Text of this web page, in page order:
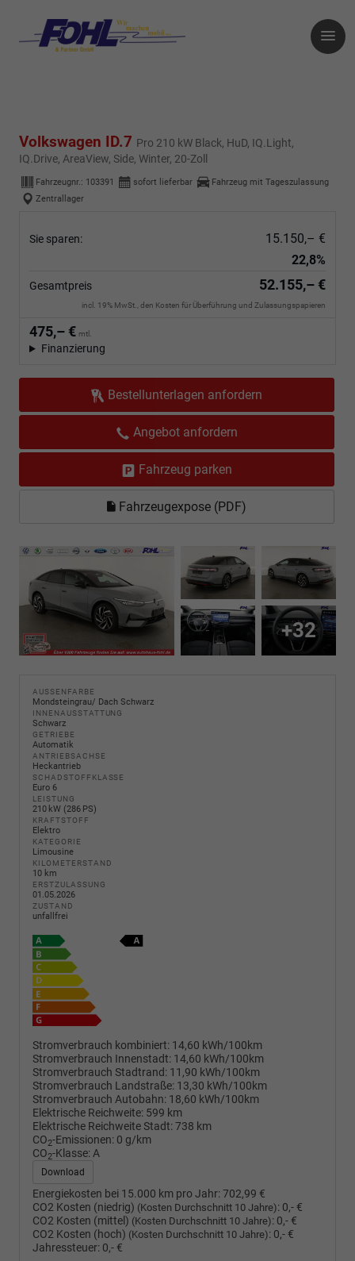
Volkswagen ID.7 Pro 210 kW Black, HuD, IQ.Light,
IQ.Drive, AreaView, Side, Winter, 20-Zoll
Fahrzeugnr.: 103391 sofort lieferbar
Fahrzeug mit Tageszulassung
Zentrallager
Sie sparen:
15.150,– €
22,8%
Gesamtpreis 52.155,– €
incl. 19% MwSt., den Kosten für Überführung und Zulassungspapieren
475,– € mtl.
Finanzierung
Bestellunterlagen anfordern
Angebot anfordern
Fahrzeug parken
Fahrzeugexpose (PDF)
+32
AUSSENFARBE
Mondsteingrau/ Dach Schwarz
INNENAUSSTATTUNG
Schwarz
GETRIEBE
Automatik
ANTRIEBSACHSE
Heckantrieb
SCHADSTOFFKLASSE
Euro 6
LEISTUNG
210 kW (286 PS)
KRAFTSTOFF
Elektro
KATEGORIE
Limousine
KILOMETERSTAND
10 km
ERSTZULASSUNG
01.05.2026
ZUSTAND
unfallfrei
Stromverbrauch kombiniert: 14,60 kWh/100km
Stromverbrauch Innenstadt: 14,60 kWh/100km
Stromverbrauch Stadtrand: 11,90 kWh/100km
Stromverbrauch Landstraße: 13,30 kWh/100km
Stromverbrauch Autobahn: 18,60 kWh/100km
Elektrische Reichweite: 599 km
Elektrische Reichweite Stadt:738 km
CO2-Emissionen: 0 g/km
CO2-Klasse:A
Download
Energiekosten bei 15.000 km pro Jahr:702,99 €
CO2 Kosten (niedrig) (Kosten Durchschnitt 10 Jahre): 0,- €
CO2 Kosten (mittel) (Kosten Durchschnitt 10 Jahre): 0,- €
CO2 Kosten (hoch) (Kosten Durchschnitt 10 Jahre): 0,- €
Jahressteuer: 0,- €